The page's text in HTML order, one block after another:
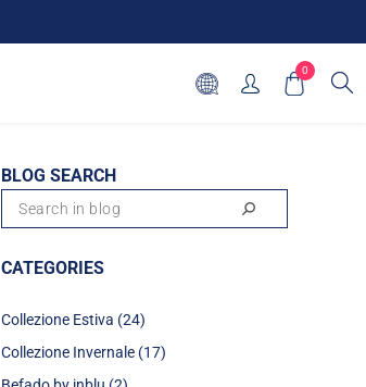
0
BLOG SEARCH
CATEGORIES
Collezione Estiva (24)
Collezione Invernale (17)